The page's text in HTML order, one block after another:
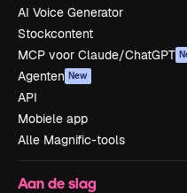
AI Voice Generator
Stockcontent
MCP voor Claude/ChatGPT
Agenten New
API
Mobiele app
Alle Magnific-tools
Aan de slag